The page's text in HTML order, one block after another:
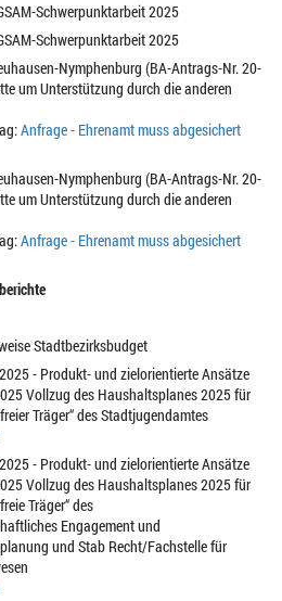
Schwerpunktarbeit 2025
Schwerpunktarbeit 2025
Nymphenburg (BA-Antrags-Nr. 20-
um Unterstützung durch die anderen
Anfrage - Ehrenamt muss abgesichert
Nymphenburg (BA-Antrags-Nr. 20-
um Unterstützung durch die anderen
Anfrage - Ehrenamt muss abgesichert
Stadtbezirksbudget
- Produkt- und zielorientierte Ansätze
Vollzug des Haushaltsplanes 2025 für
Träger“ des Stadtjugendamtes
- Produkt- und zielorientierte Ansätze
Vollzug des Haushaltsplanes 2025 für
Träger“ des
Engagement und
und Stab Recht/Fachstelle für